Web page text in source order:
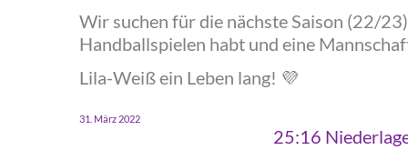
‍Wir suchen für die nächste Saison (22/
Handballspielen habt und eine
‍Lila-Weiß ein Leben lang! 💜
‍31. März 2022
‍25:16